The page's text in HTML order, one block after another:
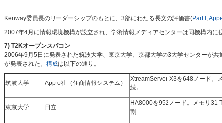
Kenway委員長のリーダーシップのもとに、3部にわたる長文の評価書(Part I ,
2007年4月に情報環境機構が設立され、学術情報メディアセンターは同機構内
7) T2Kオープンスパコン
2006年9月5日に発表された筑波大学、東京大学、京都大学の3大学センターが
が発表された。 構成は以下の通り。
筑波大学 Appro社（住商情報システム）
XtreamServer-X3を648ノード。
続。
東京大学 日立
HA8000を952ノード。メモリ31
割